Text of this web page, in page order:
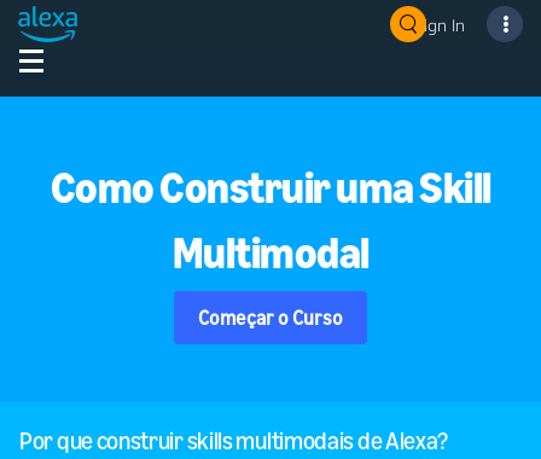
Sign In
Como Construir uma Skill
Multimodal
Começar o Curso
Por que construir skills multimodais de Alexa?